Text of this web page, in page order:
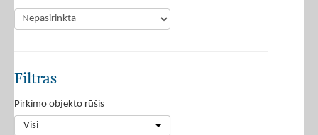
Filtras
Pirkimo objekto rūšis
Visi